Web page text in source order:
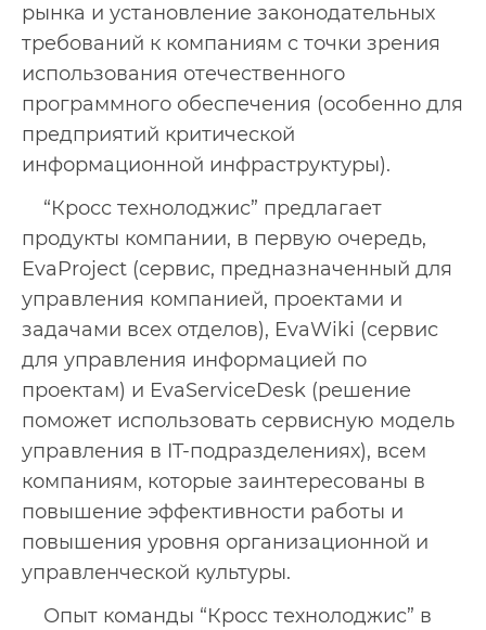
рынка и установление законодательных
требований к компаниям с точки зрения
использования отечественного
программного обеспечения (особенно для
предприятий критической
информационной инфраструктуры).
“Кросс технолоджис” предлагает
продукты компании, в первую очередь,
EvaProject (сервис, предназначенный для
управления компанией, проектами и
задачами всех отделов), EvaWiki (сервис
для управления информацией по
проектам) и EvaServiceDesk (решение
поможет использовать сервисную модель
управления в IT-подразделениях), всем
компаниям, которые заинтересованы в
повышение эффективности работы и
повышения уровня организационной и
управленческой культуры.
Опыт команды “Кросс технолоджис” в